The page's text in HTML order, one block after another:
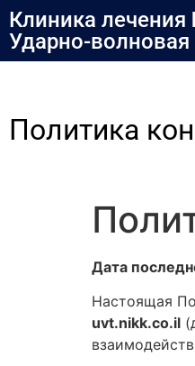
содержимому
Клиника
Ударно-
Политика
Дата
Настоящая
uvt.nikk.co.il